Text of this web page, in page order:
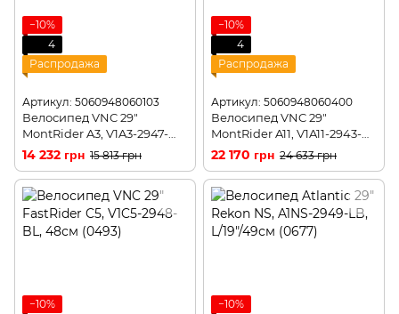
−10%
4
Распродажа
Артикул: 5060948060103
Велосипед VNC 29"
MontRider A3, V1A3-2947-
BG, 47см (0103)
14 232 грн 15 813 грн
−10%
4
Распродажа
Артикул: 5060948060400
Велосипед VNC 29"
MontRider A11, V1A11-2943-
BG, 43см (0400)
22 170 грн 24 633 грн
−10% −10%